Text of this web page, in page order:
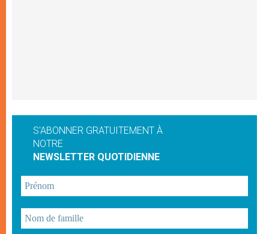
S'ABONNER GRATUITEMENT À
NOTRE
NEWSLETTER QUOTIDIENNE